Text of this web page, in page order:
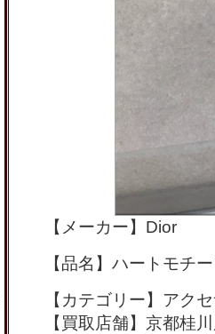
【メーカー】Dior
【品名】ハートモチ
【カテゴリー】アク
【買取店舗】京都桂